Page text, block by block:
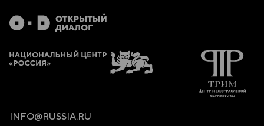
INFO@RUSSIA.RU